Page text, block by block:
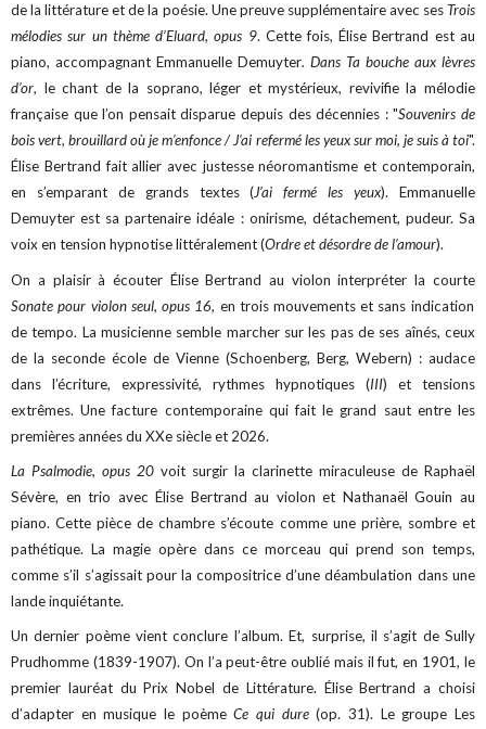
de la littérature et de la poésie. Une preuve supplémentaire avec sesTrois
mélodies sur un thème d’Eluard, opus 9. Cette fois, Élise Bertrand est au
piano, accompagnant Emmanuelle Demuyter. Dans Ta bouche aux lèvres
d’or, le chant de la soprano, léger et mystérieux, revivifie la mélodie
française que l’on pensait disparue depuis des décennies : "Souvenirs de
bois vert, brouillard où je m'enfonce / J'ai refermé les yeux sur moi, je suis à toi".
Élise Bertrand fait allier avec justesse néoromantisme et contemporain,
en s’emparant de grands textes (J’ai fermé les yeux). Emmanuelle
Demuyter est sa partenaire idéale : onirisme, détachement, pudeur. Sa
voix en tension hypnotise littéralement (Ordre et désordre de l’amour).
On a plaisir à écouter Élise Bertrand au violon interpréter la courte
Sonate pour violon seul, opus 16, en trois mouvements et sans indication
de tempo. La musicienne semble marcher sur les pas de ses aînés, ceux
de la seconde école de Vienne (Schoenberg, Berg, Webern) : audace
dans l’écriture, expressivité, rythmes hypnotiques (III) et tensions
extrêmes. Une facture contemporaine qui fait le grand saut entre les
premières années du XXe siècle et 2026.
La Psalmodie, opus 20 voit surgir la clarinette miraculeuse de Raphaël
Sévère, en trio avec Élise Bertrand au violon et Nathanaël Gouin au
piano. Cette pièce de chambre s’écoute comme une prière, sombre et
pathétique. La magie opère dans ce morceau qui prend son temps,
comme s’il s’agissait pour la compositrice d’une déambulation dans une
lande inquiétante.
Un dernier poème vient conclure l’album. Et, surprise, il s’agit de Sully
Prudhomme (1839-1907). On l’a peut-être oublié mais il fut, en 1901, le
premier lauréat du Prix Nobel de Littérature. Élise Bertrand a choisi
d’adapter en musique le poèmeCe qui dure(op. 31). Le groupe Les